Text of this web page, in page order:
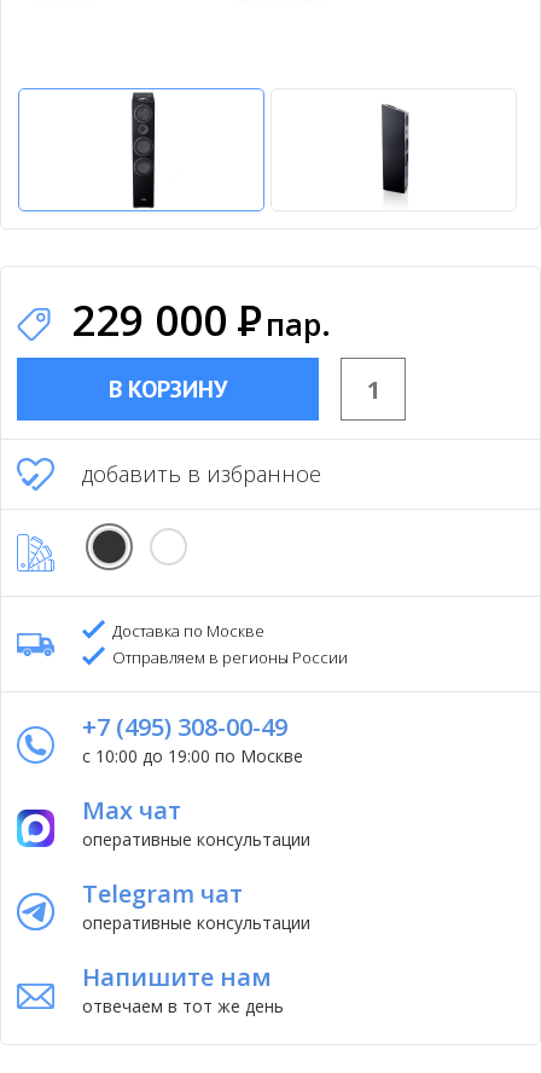
229 000 Рпар.
В КОРЗИНУ
добавить в избранное
Доставка по Москве
Отправляем в регионы России
+7 (495) 308-00-49
с 10:00 до 19:00 по Москве
Max чат
оперативные консультации
Telegram чат
оперативные консультации
Напишите нам
отвечаем в тот же день